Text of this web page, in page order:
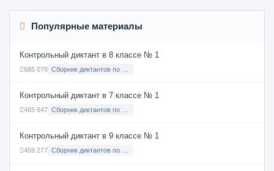
Популярные материалы
Контрольный диктант в 8 классе № 1
685 078
Контрольный диктант в 7 классе № 1
485 647
Контрольный диктант в 9 классе № 1
459 277